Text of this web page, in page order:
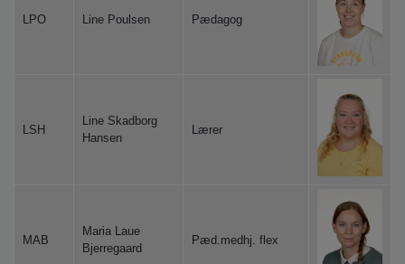
LPO Line Poulsen Pædagog
LSH
Line Skadborg
Hansen
Lærer
MAB
Maria Laue
Bjerregaard
Pæd.medhj. flex